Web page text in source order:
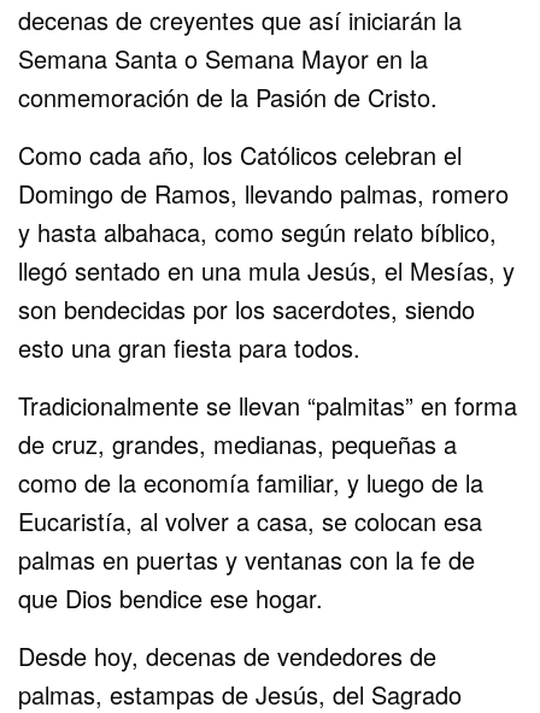
decenas de creyentes que así iniciarán la
Semana Santa o Semana Mayor en la
conmemoración de la Pasión de Cristo.
Como cada año, los Católicos celebran el
Domingo de Ramos, llevando palmas, romero
y hasta albahaca, como según relato bíblico,
llegó sentado en una mula Jesús, el Mesías, y
son bendecidas por los sacerdotes, siendo
esto una gran fiesta para todos.
Tradicionalmente se llevan “palmitas” en forma
de cruz, grandes, medianas, pequeñas a
como de la economía familiar, y luego de la
Eucaristía, al volver a casa, se colocan esa
palmas en puertas y ventanas con la fe de
que Dios bendice ese hogar.
Desde hoy, decenas de vendedores de
palmas, estampas de Jesús, del Sagrado